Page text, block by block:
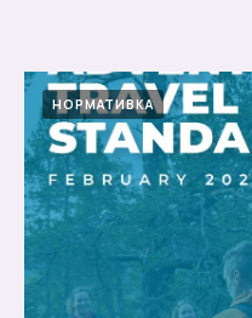
НОРМАТИВКА